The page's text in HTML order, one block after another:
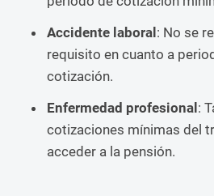
Accidente laboral : No se
requisito en cuanto a
cotización.
Enfermedad profesional :
cotizaciones mínimas del
acceder a la pensión.